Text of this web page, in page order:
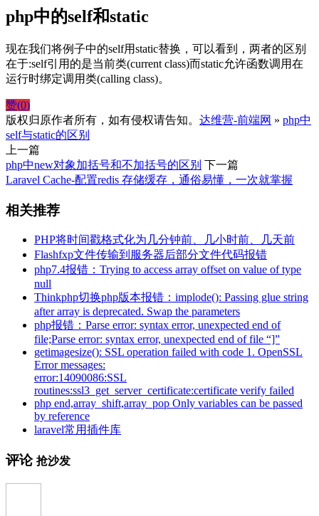
php中的self和static
现在我们将例子中的self用static替换，可以看到，两者的区别
在于:self引用的是当前类(current class)而static允许函数调用在
运行时绑定调用类(calling class)。
赞(0)
版权归原作者所有，如有侵权请告知。 达维营-前端网 » php中
self与static的区别
上一篇
php中new对象加括号和不加括号的区别 下一篇
Laravel Cache-配置redis 存储缓存，通俗易懂，一次就掌握
相关推荐
PHP将时间戳格式化为几分钟前、几小时前、几天前
Flashfxp文件传输到服务器后部分文件代码报错
php7.4报错：Trying to access array offset on value of type
null
Thinkphp切换php版本报错：implode(): Passing glue string
after array is deprecated. Swap the parameters
php报错：Parse error: syntax error, unexpected end of
file;Parse error: syntax error, unexpected end of file “]”
getimagesize(): SSL operation failed with code 1. OpenSSL
Error messages:
error:14090086:SSL
routines:ssl3_get_server_certificate:certificate verify failed
php end,array_shift,array_pop Only variables can be passed
by reference
laravel常用插件库
评论 抢沙发